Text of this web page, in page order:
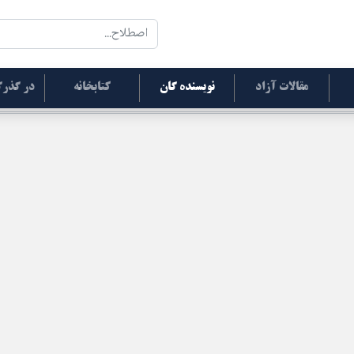
مقالات آزاد نویسنده گان کتابخانه در